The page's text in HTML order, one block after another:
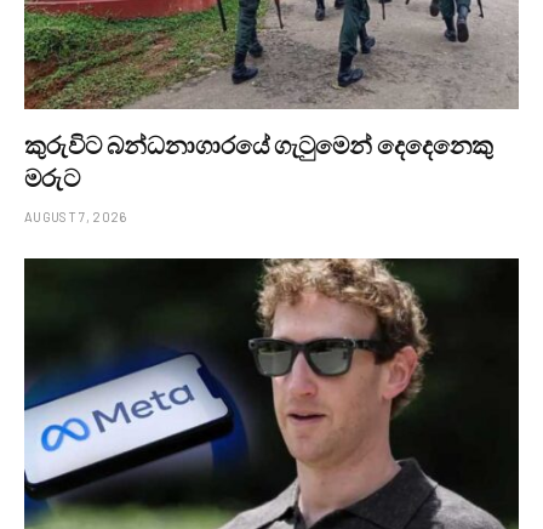
කුරුවිට බන්ධනාගාරයේ ගැටුමෙන් දෙදෙනෙකු
මරුට
AUGUST 7, 2026